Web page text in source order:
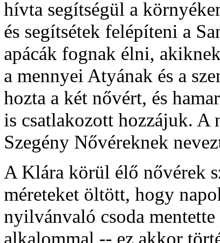
hívta segítségül a
és segítsétek felépíteni a
apácák fognak élni,
a mennyei Atyának és a
hozta a két nővért, és
is csatlakozott hozzájuk. A
Szegény Nővéreknek
A Klára körül élő nővérek
méreteket öltött, hogy
nyilvánvaló csoda
alkalommal -- ez akkor